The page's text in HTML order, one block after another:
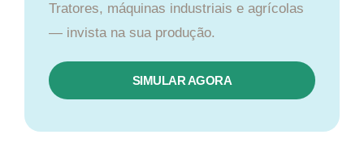
Tratores, máquinas industriais e agrícolas
— invista na sua produção.
SIMULAR AGORA